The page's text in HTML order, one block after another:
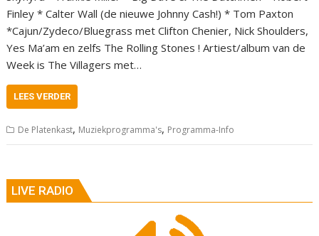
Finley * Calter Wall (de nieuwe Johnny Cash!) * Tom Paxton
*Cajun/Zydeco/Bluegrass met Clifton Chenier, Nick Shoulders,
Yes Ma’am en zelfs The Rolling Stones ! Artiest/album van de
Week is The Villagers met…
LEES VERDER
De Platenkast, Muziekprogramma's, Programma-Info
LIVE RADIO